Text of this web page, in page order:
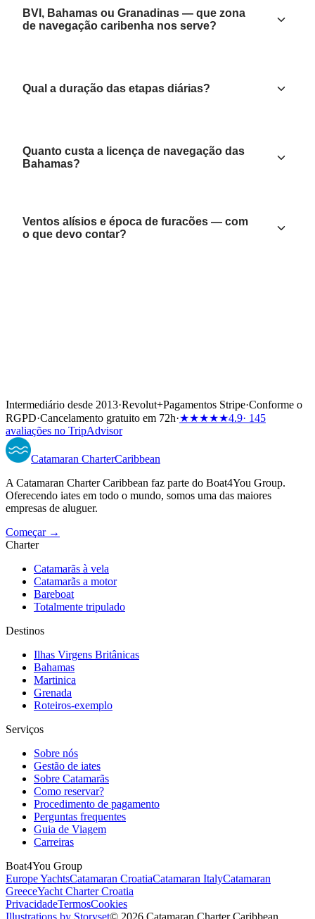
BVI, Bahamas ou Granadinas — que zona
de navegação caribenha nos serve?
Qual a duração das etapas diárias?
Quanto custa a licença de navegação das
Bahamas?
Ventos alísios e época de furacões — com
o que devo contar?
Intermediário desde 2013·Revolut+Pagamentos Stripe·Conforme o
RGPD·Cancelamento gratuito em 72h·★★★★★4.9· 145
avaliações no TripAdvisor
Catamaran CharterCaribbean
A Catamaran Charter Caribbean faz parte do Boat4You Group.
Oferecendo iates em todo o mundo, somos uma das maiores
empresas de aluguer.
Começar →
Charter
Catamarãs à vela
Catamarãs a motor
Bareboat
Totalmente tripulado
Destinos
Ilhas Virgens Britânicas
Bahamas
Martinica
Grenada
Roteiros-exemplo
Serviços
Sobre nós
Gestão de iates
Sobre Catamarãs
Como reservar?
Procedimento de pagamento
Perguntas frequentes
Guia de Viagem
Carreiras
Boat4You Group
Europe YachtsCatamaran CroatiaCatamaran ItalyCatamaran
GreeceYacht Charter Croatia
PrivacidadeTermosCookies